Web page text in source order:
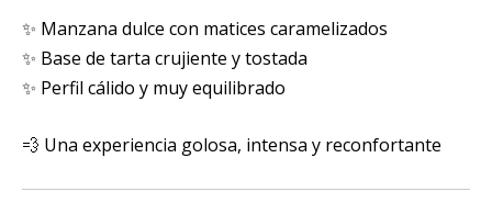
✨ Manzana dulce con matices caramelizados
✨ Base de tarta crujiente y tostada
✨ Perfil cálido y muy equilibrado
💨 Una experiencia golosa, intensa y reconfortante